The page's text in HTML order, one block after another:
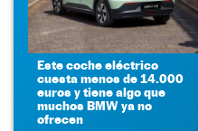
Este coche eléctrico
cuesta menos de 14.000
euros y tiene algo que
muchos BMW ya no
ofrecen